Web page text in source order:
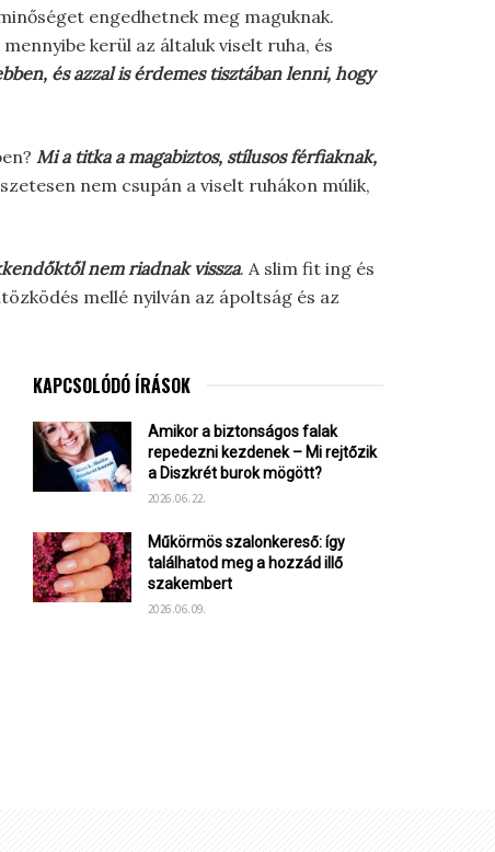
engedhetnek meg maguknak.
kerül az általuk viselt ruha, és
és azzal is érdemes tisztában lenni, hogy
Mi a titka a magabiztos, stílusos férfiaknak,
nem csupán a viselt ruhákon múlik,
nem riadnak vissza. A slim fit ing és
mellé nyilván az ápoltság és az
KAPCSOLÓDÓ ÍRÁSOK
Amikor a biztonságos falak
repedezni kezdenek – Mi rejtőzik
a Diszkrét burok mögött?
2026.06.22.
Műkörmös szalonkereső: így
találhatod meg a hozzád illő
szakembert
2026.06.09.